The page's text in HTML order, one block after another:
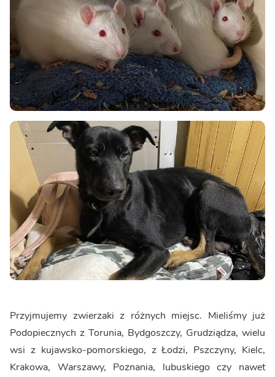
Przyjmujemy zwierzaki z różnych miejsc. Mieliśmy już
Podopiecznych z Torunia, Bydgoszczy, Grudziądza, wielu
wsi z kujawsko-pomorskiego, z Łodzi, Pszczyny, Kielc,
Krakowa, Warszawy, Poznania, lubuskiego czy nawet